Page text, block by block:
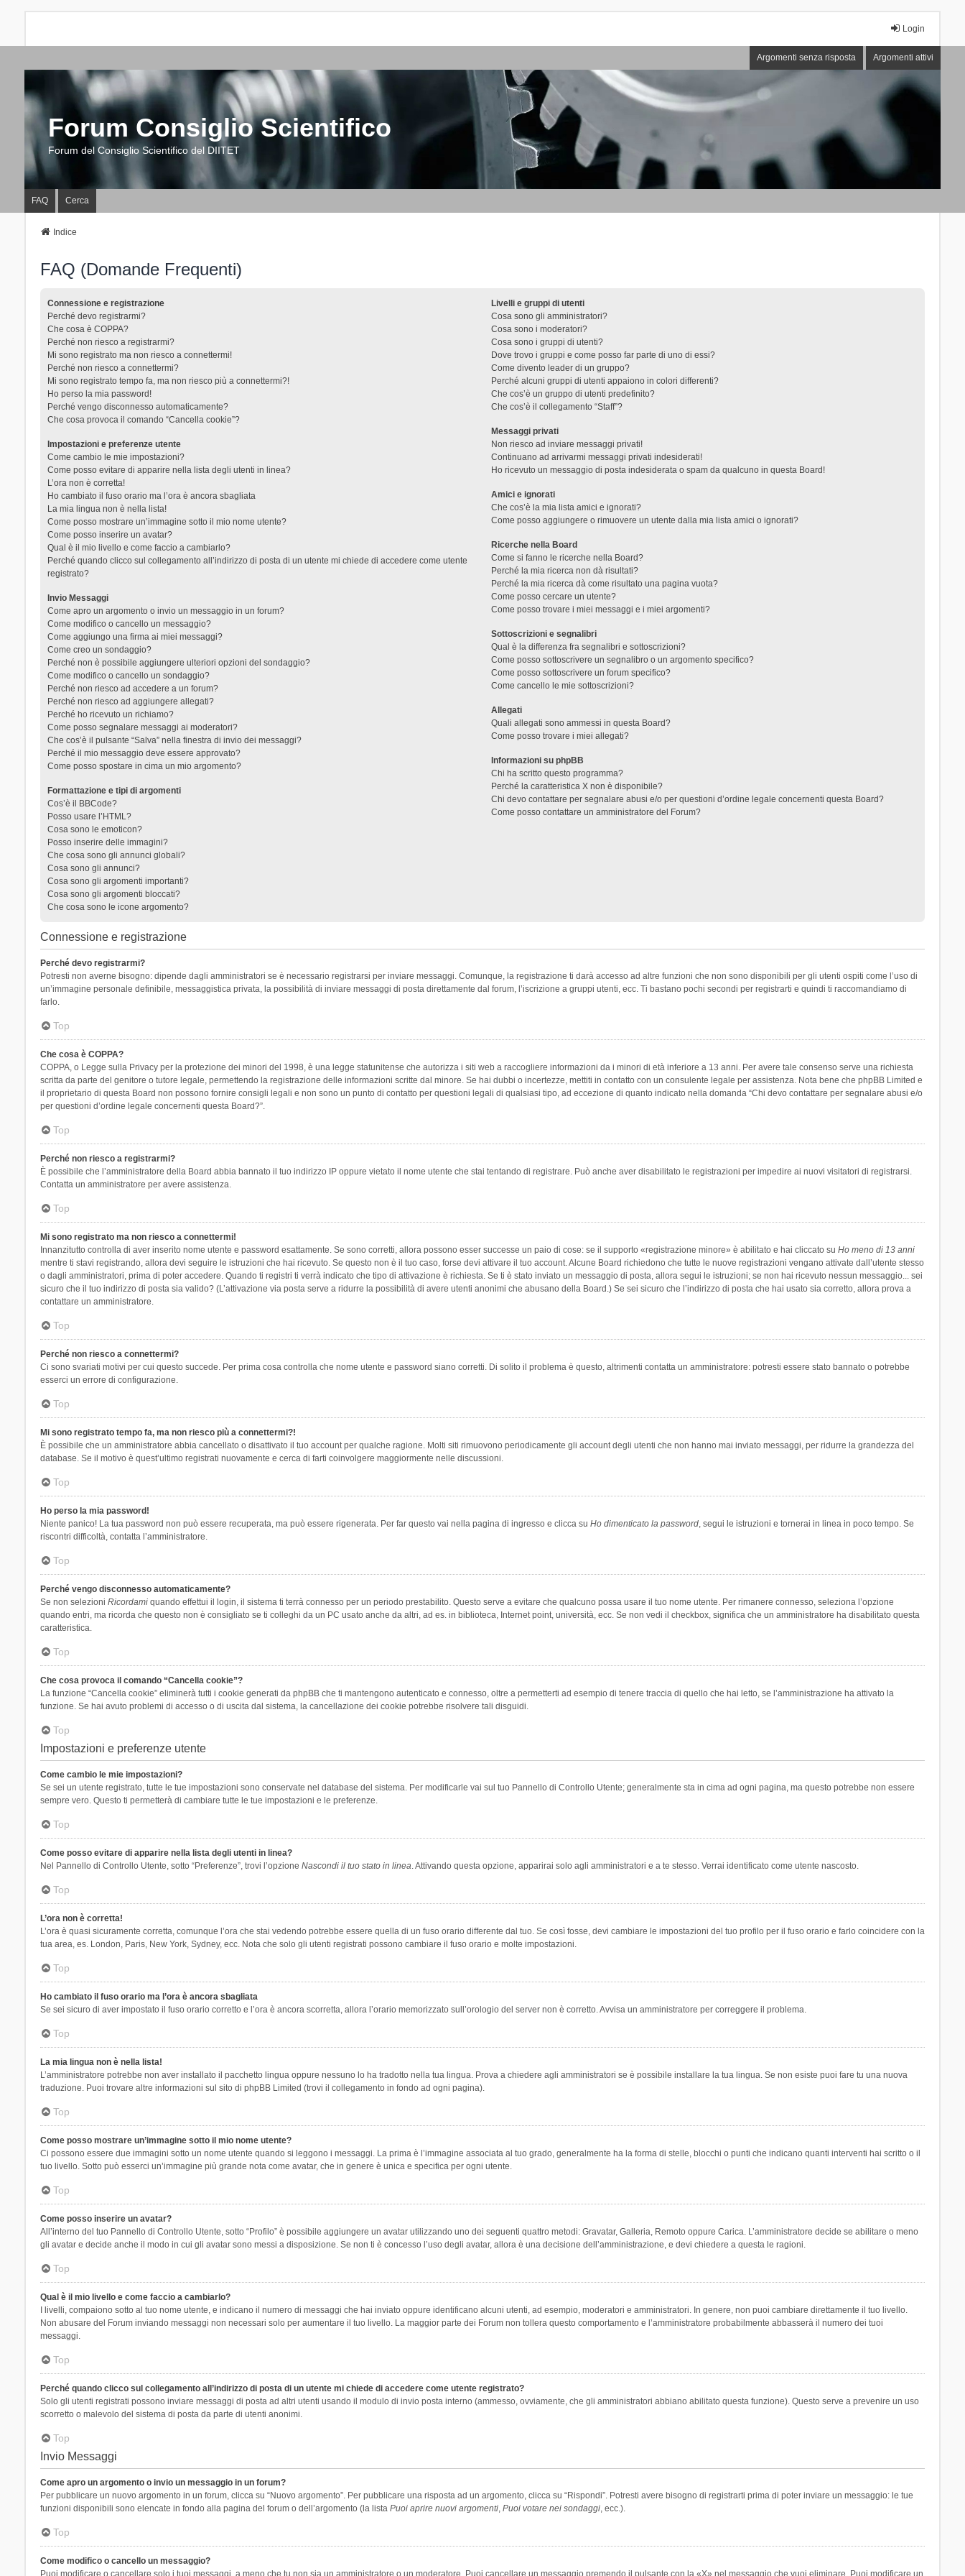
Login
Argomenti senza risposta Argomenti attivi
Forum Consiglio Scientifico
Forum del Consiglio Scientifico del DIITET
FAQ Cerca
Indice
FAQ (Domande Frequenti)
Connessione e registrazione
Perché devo registrarmi?
Che cosa è COPPA?
Perché non riesco a registrarmi?
Mi sono registrato ma non riesco a connettermi!
Perché non riesco a connettermi?
Mi sono registrato tempo fa, ma non riesco più a connettermi?!
Ho perso la mia password!
Perché vengo disconnesso automaticamente?
Che cosa provoca il comando “Cancella cookie”?
Impostazioni e preferenze utente
Come cambio le mie impostazioni?
Come posso evitare di apparire nella lista degli utenti in linea?
L’ora non è corretta!
Ho cambiato il fuso orario ma l’ora è ancora sbagliata
La mia lingua non è nella lista!
Come posso mostrare un’immagine sotto il mio nome utente?
Come posso inserire un avatar?
Qual è il mio livello e come faccio a cambiarlo?
Perché quando clicco sul collegamento all’indirizzo di posta di un utente mi chiede di accedere come utente
registrato?
Invio Messaggi
Come apro un argomento o invio un messaggio in un forum?
Come modifico o cancello un messaggio?
Come aggiungo una firma ai miei messaggi?
Come creo un sondaggio?
Perché non è possibile aggiungere ulteriori opzioni del sondaggio?
Come modifico o cancello un sondaggio?
Perché non riesco ad accedere a un forum?
Perché non riesco ad aggiungere allegati?
Perché ho ricevuto un richiamo?
Come posso segnalare messaggi ai moderatori?
Che cos’è il pulsante “Salva” nella finestra di invio dei messaggi?
Perché il mio messaggio deve essere approvato?
Come posso spostare in cima un mio argomento?
Formattazione e tipi di argomenti
Cos’è il BBCode?
Posso usare l’HTML?
Cosa sono le emoticon?
Posso inserire delle immagini?
Che cosa sono gli annunci globali?
Cosa sono gli annunci?
Cosa sono gli argomenti importanti?
Cosa sono gli argomenti bloccati?
Che cosa sono le icone argomento?
Livelli e gruppi di utenti
Cosa sono gli amministratori?
Cosa sono i moderatori?
Cosa sono i gruppi di utenti?
Dove trovo i gruppi e come posso far parte di uno di essi?
Come divento leader di un gruppo?
Perché alcuni gruppi di utenti appaiono in colori differenti?
Che cos’è un gruppo di utenti predefinito?
Che cos’è il collegamento “Staff”?
Messaggi privati
Non riesco ad inviare messaggi privati!
Continuano ad arrivarmi messaggi privati indesiderati!
Ho ricevuto un messaggio di posta indesiderata o spam da qualcuno in questa Board!
Amici e ignorati
Che cos’è la mia lista amici e ignorati?
Come posso aggiungere o rimuovere un utente dalla mia lista amici o ignorati?
Ricerche nella Board
Come si fanno le ricerche nella Board?
Perché la mia ricerca non dà risultati?
Perché la mia ricerca dà come risultato una pagina vuota?
Come posso cercare un utente?
Come posso trovare i miei messaggi e i miei argomenti?
Sottoscrizioni e segnalibri
Qual è la differenza fra segnalibri e sottoscrizioni?
Come posso sottoscrivere un segnalibro o un argomento specifico?
Come posso sottoscrivere un forum specifico?
Come cancello le mie sottoscrizioni?
Allegati
Quali allegati sono ammessi in questa Board?
Come posso trovare i miei allegati?
Informazioni su phpBB
Chi ha scritto questo programma?
Perché la caratteristica X non è disponibile?
Chi devo contattare per segnalare abusi e/o per questioni d’ordine legale concernenti questa Board?
Come posso contattare un amministratore del Forum?
Connessione e registrazione
Perché devo registrarmi?
Potresti non averne bisogno: dipende dagli amministratori se è necessario registrarsi per inviare messaggi. Comunque, la registrazione ti darà accesso ad altre funzioni che non sono disponibili per gli utenti ospiti come l’uso di
un’immagine personale definibile, messaggistica privata, la possibilità di inviare messaggi di posta direttamente dal forum, l’iscrizione a gruppi utenti, ecc. Ti bastano pochi secondi per registrarti e quindi ti raccomandiamo di
farlo.
Top
Che cosa è COPPA?
COPPA, o Legge sulla Privacy per la protezione dei minori del 1998, è una legge statunitense che autorizza i siti web a raccogliere informazioni da i minori di età inferiore a 13 anni. Per avere tale consenso serve una richiesta
scritta da parte del genitore o tutore legale, permettendo la registrazione delle informazioni scritte dal minore. Se hai dubbi o incertezze, mettiti in contatto con un consulente legale per assistenza. Nota bene che phpBB Limited e
il proprietario di questa Board non possono fornire consigli legali e non sono un punto di contatto per questioni legali di qualsiasi tipo, ad eccezione di quanto indicato nella domanda “Chi devo contattare per segnalare abusi e/o
per questioni d’ordine legale concernenti questa Board?”.
Top
Perché non riesco a registrarmi?
È possibile che l’amministratore della Board abbia bannato il tuo indirizzo IP oppure vietato il nome utente che stai tentando di registrare. Può anche aver disabilitato le registrazioni per impedire ai nuovi visitatori di registrarsi.
Contatta un amministratore per avere assistenza.
Top
Mi sono registrato ma non riesco a connettermi!
Innanzitutto controlla di aver inserito nome utente e password esattamente. Se sono corretti, allora possono esser successe un paio di cose: se il supporto «registrazione minore» è abilitato e hai cliccato su Ho meno di 13 anni
mentre ti stavi registrando, allora devi seguire le istruzioni che hai ricevuto. Se questo non è il tuo caso, forse devi attivare il tuo account. Alcune Board richiedono che tutte le nuove registrazioni vengano attivate dall’utente stesso
o dagli amministratori, prima di poter accedere. Quando ti registri ti verrà indicato che tipo di attivazione è richiesta. Se ti è stato inviato un messaggio di posta, allora segui le istruzioni; se non hai ricevuto nessun messaggio... sei
sicuro che il tuo indirizzo di posta sia valido? (L’attivazione via posta serve a ridurre la possibilità di avere utenti anonimi che abusano della Board.) Se sei sicuro che l’indirizzo di posta che hai usato sia corretto, allora prova a
contattare un amministratore.
Top
Perché non riesco a connettermi?
Ci sono svariati motivi per cui questo succede. Per prima cosa controlla che nome utente e password siano corretti. Di solito il problema è questo, altrimenti contatta un amministratore: potresti essere stato bannato o potrebbe
esserci un errore di configurazione.
Top
Mi sono registrato tempo fa, ma non riesco più a connettermi?!
È possibile che un amministratore abbia cancellato o disattivato il tuo account per qualche ragione. Molti siti rimuovono periodicamente gli account degli utenti che non hanno mai inviato messaggi, per ridurre la grandezza del
database. Se il motivo è quest’ultimo registrati nuovamente e cerca di farti coinvolgere maggiormente nelle discussioni.
Top
Ho perso la mia password!
Niente panico! La tua password non può essere recuperata, ma può essere rigenerata. Per far questo vai nella pagina di ingresso e clicca su Ho dimenticato la password, segui le istruzioni e tornerai in linea in poco tempo. Se
riscontri difficoltà, contatta l’amministratore.
Top
Perché vengo disconnesso automaticamente?
Se non selezioni Ricordamiquando effettui il login, il sistema ti terrà connesso per un periodo prestabilito. Questo serve a evitare che qualcuno possa usare il tuo nome utente. Per rimanere connesso, seleziona l’opzione
quando entri, ma ricorda che questo non è consigliato se ti colleghi da un PC usato anche da altri, ad es. in biblioteca, Internet point, università, ecc. Se non vedi il checkbox, significa che un amministratore ha disabilitato questa
caratteristica.
Top
Che cosa provoca il comando “Cancella cookie”?
La funzione “Cancella cookie” eliminerà tutti i cookie generati da phpBB che ti mantengono autenticato e connesso, oltre a permetterti ad esempio di tenere traccia di quello che hai letto, se l’amministrazione ha attivato la
funzione. Se hai avuto problemi di accesso o di uscita dal sistema, la cancellazione dei cookie potrebbe risolvere tali disguidi.
Top
Impostazioni e preferenze utente
Come cambio le mie impostazioni?
Se sei un utente registrato, tutte le tue impostazioni sono conservate nel database del sistema. Per modificarle vai sul tuo Pannello di Controllo Utente; generalmente sta in cima ad ogni pagina, ma questo potrebbe non essere
sempre vero. Questo ti permetterà di cambiare tutte le tue impostazioni e le preferenze.
Top
Come posso evitare di apparire nella lista degli utenti in linea?
Nel Pannello di Controllo Utente, sotto “Preferenze”, trovi l’opzione Nascondi il tuo stato in linea. Attivando questa opzione, apparirai solo agli amministratori e a te stesso. Verrai identificato come utente nascosto.
Top
L’ora non è corretta!
L’ora è quasi sicuramente corretta, comunque l’ora che stai vedendo potrebbe essere quella di un fuso orario differente dal tuo. Se così fosse, devi cambiare le impostazioni del tuo profilo per il fuso orario e farlo coincidere con la
tua area, es. London, Paris, New York, Sydney, ecc. Nota che solo gli utenti registrati possono cambiare il fuso orario e molte impostazioni.
Top
Ho cambiato il fuso orario ma l’ora è ancora sbagliata
Se sei sicuro di aver impostato il fuso orario corretto e l’ora è ancora scorretta, allora l’orario memorizzato sull’orologio del server non è corretto. Avvisa un amministratore per correggere il problema.
Top
La mia lingua non è nella lista!
L’amministratore potrebbe non aver installato il pacchetto lingua oppure nessuno lo ha tradotto nella tua lingua. Prova a chiedere agli amministratori se è possibile installare la tua lingua. Se non esiste puoi fare tu una nuova
traduzione. Puoi trovare altre informazioni sul sito di phpBB Limited (trovi il collegamento in fondo ad ogni pagina).
Top
Come posso mostrare un’immagine sotto il mio nome utente?
Ci possono essere due immagini sotto un nome utente quando si leggono i messaggi. La prima è l’immagine associata al tuo grado, generalmente ha la forma di stelle, blocchi o punti che indicano quanti interventi hai scritto o il
tuo livello. Sotto può esserci un’immagine più grande nota come avatar, che in genere è unica e specifica per ogni utente.
Top
Come posso inserire un avatar?
All’interno del tuo Pannello di Controllo Utente, sotto “Profilo” è possibile aggiungere un avatar utilizzando uno dei seguenti quattro metodi: Gravatar, Galleria, Remoto oppure Carica. L’amministratore decide se abilitare o meno
gli avatar e decide anche il modo in cui gli avatar sono messi a disposizione. Se non ti è concesso l’uso degli avatar, allora è una decisione dell’amministrazione, e devi chiedere a questa le ragioni.
Top
Qual è il mio livello e come faccio a cambiarlo?
I livelli, compaiono sotto al tuo nome utente, e indicano il numero di messaggi che hai inviato oppure identificano alcuni utenti, ad esempio, moderatori e amministratori. In genere, non puoi cambiare direttamente il tuo livello.
Non abusare del Forum inviando messaggi non necessari solo per aumentare il tuo livello. La maggior parte dei Forum non tollera questo comportamento e l’amministratore probabilmente abbasserà il numero dei tuoi
messaggi.
Top
Perché quando clicco sul collegamento all’indirizzo di posta di un utente mi chiede di accedere come utente registrato?
Solo gli utenti registrati possono inviare messaggi di posta ad altri utenti usando il modulo di invio posta interno (ammesso, ovviamente, che gli amministratori abbiano abilitato questa funzione). Questo serve a prevenire un uso
scorretto o malevolo del sistema di posta da parte di utenti anonimi.
Top
Invio Messaggi
Come apro un argomento o invio un messaggio in un forum?
Per pubblicare un nuovo argomento in un forum, clicca su “Nuovo argomento”. Per pubblicare una risposta ad un argomento, clicca su “Rispondi”. Potresti avere bisogno di registrarti prima di poter inviare un messaggio: le tue
funzioni disponibili sono elencate in fondo alla pagina del forum o dell’argomento (la lista Puoi aprire nuovi argomenti, Puoi votare nei sondaggi, ecc.).
Top
Come modifico o cancello un messaggio?
Puoi modificare o cancellare solo i tuoi messaggi, a meno che tu non sia un amministratore o un moderatore. Puoi cancellare un messaggio premendo il pulsante con la «X» nel messaggio che vuoi eliminare. Puoi modificare un